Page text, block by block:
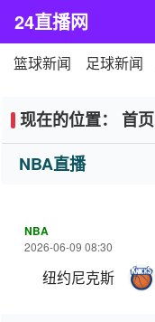
24直播网
篮球新闻 足球新闻
现在的位置： 首页
NBA直播
NBA
2026-06-09 08:30
纽约尼克斯